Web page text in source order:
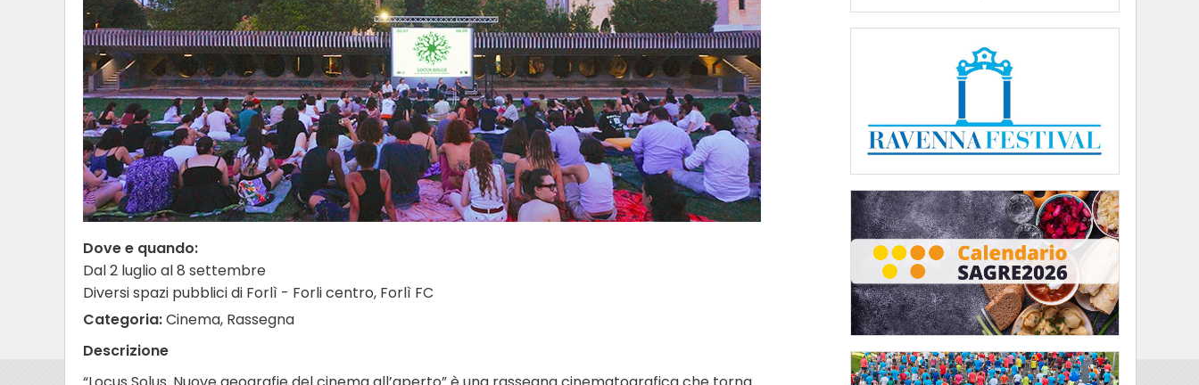
Dove e quando:
Dal 2 luglio al 8 settembre
Diversi spazi pubblici di Forlì - Forli centro, Forlì FC
Categoria:Cinema, Rassegna
Descrizione